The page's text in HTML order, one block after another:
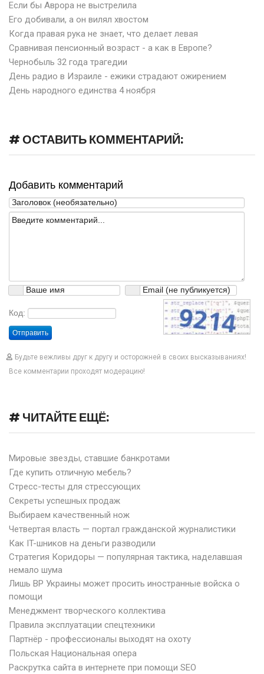
Если бы Аврора не выстрелила
Его добивали, а он вилял хвостом
Когда правая рука не знает, что делает левая
Сравнивая пенсионный возраст - а как в Европе?
Чернобыль 32 года трагедии
День радио в Израиле - ежики страдают ожирением
День народного единства 4 ноября
# ОСТАВИТЬ КОММЕНТАРИЙ:
Добавить комментарий
Код:
Отправить
Будьте вежливы друг к другу и осторожней в своих высказываниях!
Все комментарии проходят модерацию!
# ЧИТАЙТЕ ЕЩЁ:
Мировые звезды, ставшие банкротами
Где купить отличную мебель?
Стресс-тесты для стрессующих
Секреты успешных продаж
Выбираем качественный нож
Четвертая власть — портал гражданской журналистики
Как IT-шников на деньги разводили
Стратегия Коридоры — популярная тактика, наделавшая
немало шума
Лишь ВР Украины может просить иностранные войска о
помощи
Менеджмент творческого коллектива
Правила эксплуатации спецтехники
Партнёр - профессионалы выходят на охоту
Польская Национальная опера
Раскрутка сайта в интернете при помощи SEO